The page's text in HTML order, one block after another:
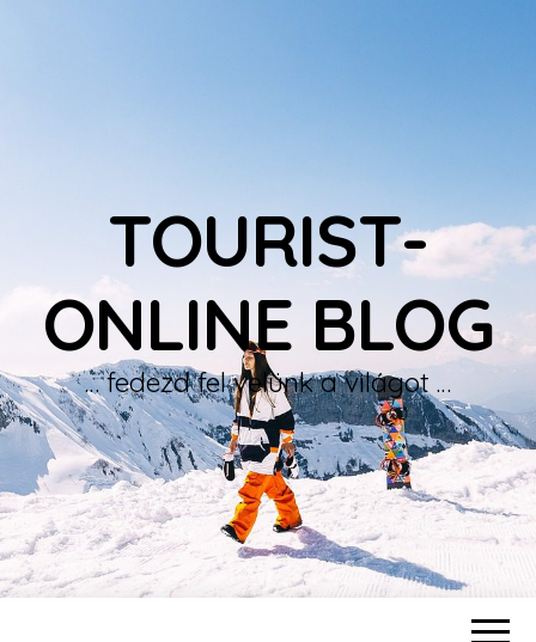
TOURIST-
ONLINE BLOG
… fedezd fel velünk a világot …